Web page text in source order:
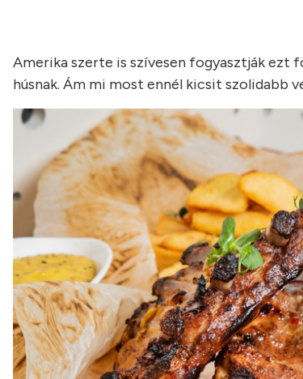
Amerika szerte is szívesen fogyasztják ezt
húsnak. Ám mi most ennél kicsit szolidabb